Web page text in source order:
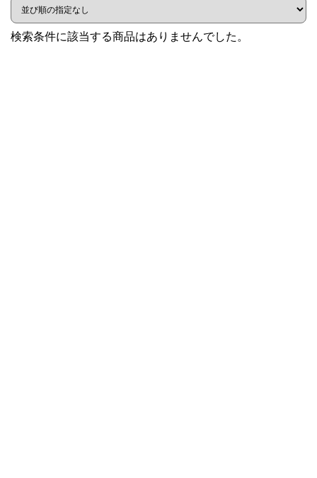
検索条件に該当する商品はありませんでした。